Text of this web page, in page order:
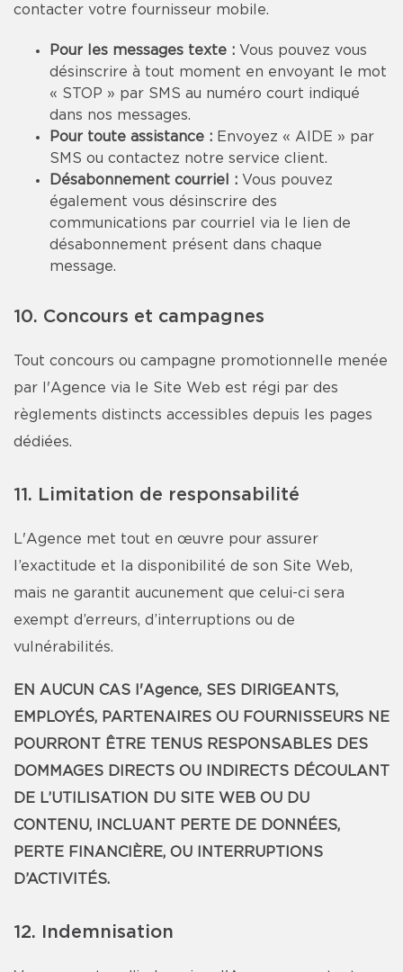
contacter votre fournisseur mobile.
Pour les messages texte : Vous pouvez vous
désinscrire à tout moment en envoyant le mot
« STOP » par SMS au numéro court indiqué
dans nos messages.
Pour toute assistance : Envoyez « AIDE » par
SMS ou contactez notre service client.
Désabonnement courriel : Vous pouvez
également vous désinscrire des
communications par courriel via le lien de
désabonnement présent dans chaque
message.
10. Concours et campagnes
Tout concours ou campagne promotionnelle menée
par l'Agence via le Site Web est régi par des
règlements distincts accessibles depuis les pages
dédiées.
11. Limitation de responsabilité
L'Agence met tout en œuvre pour assurer
l’exactitude et la disponibilité de son Site Web,
mais ne garantit aucunement que celui-ci sera
exempt d’erreurs, d’interruptions ou de
vulnérabilités.
EN AUCUN CAS l'Agence, SES DIRIGEANTS,
EMPLOYÉS, PARTENAIRES OU FOURNISSEURS NE
POURRONT ÊTRE TENUS RESPONSABLES DES
DOMMAGES DIRECTS OU INDIRECTS DÉCOULANT
DE L’UTILISATION DU SITE WEB OU DU
CONTENU, INCLUANT PERTE DE DONNÉES,
PERTE FINANCIÈRE, OU INTERRUPTIONS
D’ACTIVITÉS.
12. Indemnisation